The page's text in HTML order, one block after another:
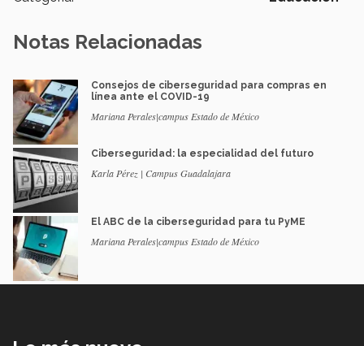
Notas Relacionadas
Consejos de ciberseguridad para compras en
línea ante el COVID-19
Mariana Perales|campus Estado de México
Ciberseguridad: la especialidad del futuro
Karla Pérez | Campus Guadalajara
El ABC de la ciberseguridad para tu PyME
Mariana Perales|campus Estado de México